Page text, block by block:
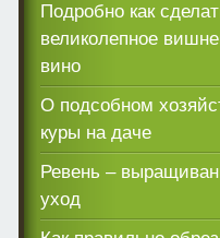
Подробно как
великолепное
вино
О подсобном
куры на даче
Ревень –
уход